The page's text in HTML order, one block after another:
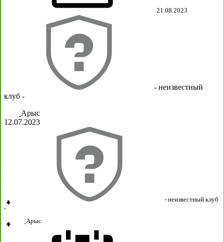
21.08.2023
- неизвестный
клуб -
Арыс
12.07.2023
- неизвестный клуб
-
Арыс